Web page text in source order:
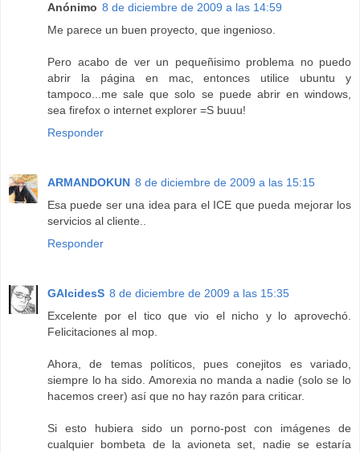
Anónimo 8 de diciembre de 2009 a las 14:59
Me parece un buen proyecto, que ingenioso.
Pero acabo de ver un pequeñisimo problema no puedo
abrir la página en mac, entonces utilice ubuntu y
tampoco...me sale que solo se puede abrir en windows,
sea firefox o internet explorer =S buuu!
Responder
ARMANDOKUN 8 de diciembre de 2009 a las 15:15
Esa puede ser una idea para el ICE que pueda mejorar los
servicios al cliente..
Responder
GAlcidesS 8 de diciembre de 2009 a las 15:35
Excelente por el tico que vio el nicho y lo aprovechó.
Felicitaciones al mop.
Ahora, de temas políticos, pues conejitos es variado,
siempre lo ha sido. Amorexia no manda a nadie (solo se lo
hacemos creer) así que no hay razón para criticar.
Si esto hubiera sido un porno-post con imágenes de
cualquier bombeta de la avioneta set, nadie se estaría